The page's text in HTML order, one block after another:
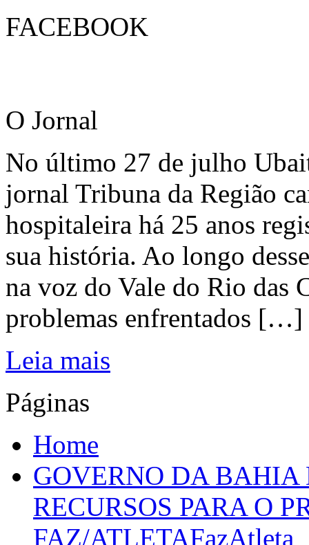
FACEBOOK
O Jornal
No último 27 de julho
jornal Tribuna da Região
hospitaleira há 25 anos
sua história. Ao longo
na voz do Vale do Rio das
problemas enfrentados […]
Leia mais
Páginas
Home
GOVERNO DA
RECURSOS PARA O
FAZ/ATLETAFazAtleta